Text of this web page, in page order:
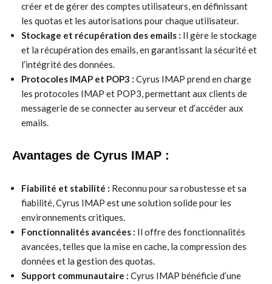
créer et de gérer des comptes utilisateurs, en définissant
les quotas et les autorisations pour chaque utilisateur.
Stockage et récupération des emails : Il gère le stockage
et la récupération des emails, en garantissant la sécurité et
l’intégrité des données.
Protocoles IMAP et POP3 : Cyrus IMAP prend en charge
les protocoles IMAP et POP3, permettant aux clients de
messagerie de se connecter au serveur et d’accéder aux
emails.
Avantages de Cyrus IMAP :
Fiabilité et stabilité : Reconnu pour sa robustesse et sa
fiabilité, Cyrus IMAP est une solution solide pour les
environnements critiques.
Fonctionnalités avancées : Il offre des fonctionnalités
avancées, telles que la mise en cache, la compression des
données et la gestion des quotas.
Support communautaire : Cyrus IMAP bénéficie d’une